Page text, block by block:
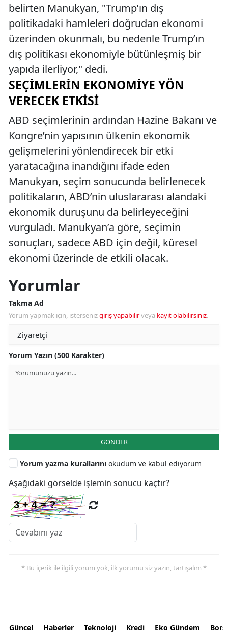
belirten Manukyan, "Trump’ın dış
politikadaki hamleleri doğrudan ekonomi
üzerinden okunmalı, bu nedenle Trump’ın
dış politikası ekonomiyle bütünleşmiş bir
yapıda ilerliyor," dedi.
SEÇIMLERIN EKONOMIYE YÖN
VERECEK ETKISI
ABD seçimlerinin ardından Hazine Bakanı ve
Kongre’nin yapısının ülkenin ekonomik
gelişmelerini yönlendirecek bir etki
yaratacağına inandığını ifade eden
Manukyan, seçim sonucunda belirlenecek
politikaların, ABD’nin uluslararası alandaki
ekonomik duruşunu da belirleyeceğini
vurguladı. Manukyan’a göre, seçimin
sonuçları, sadece ABD için değil, küresel
ekonomi üzerinde de etkili olacak.
Yorumlar
Takma Ad
Yorum yapmak için, istersenizgiriş yapabilirveya kayıt olabilirsiniz.
Yorum Yazın (500 Karakter)
GÖNDER
Yorum yazma kurallarını okudum ve kabul ediyorum
Aşağıdaki görselde işlemin sonucu kaçtır?
* Bu içerik ile ilgili yorum yok, ilk yorumu siz yazın, tartışalım *
Güncel Haberler Teknoloji Kredi Eko Gündem